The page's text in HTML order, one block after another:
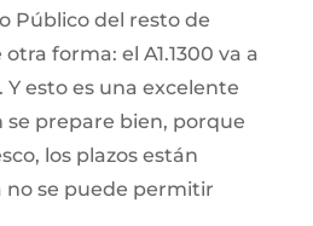
Público del resto de
forma: el A1.1300 va a
esto es una excelente
se prepare bien, porque
los plazos están
no se puede permitir